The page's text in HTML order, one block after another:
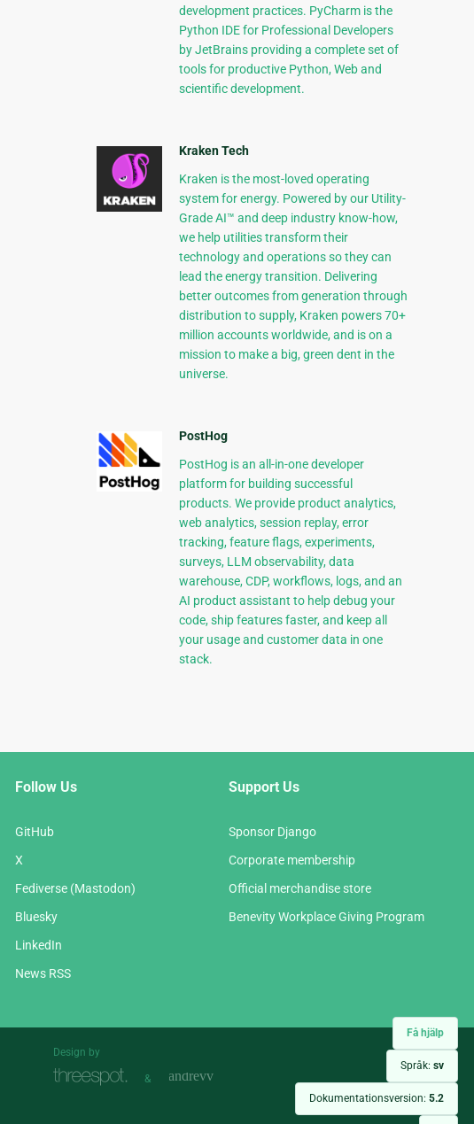
Få hjälp
Språk: sv
Dokumentationsversion: 5.2
development practices. PyCharm is the
Python IDE for Professional Developers
by JetBrains providing a complete set of
tools for productive Python, Web and
scientific development.
Kraken Tech
Kraken is the most-loved operating
system for energy. Powered by our Utility-
Grade AI™ and deep industry know-how,
we help utilities transform their
technology and operations so they can
lead the energy transition. Delivering
better outcomes from generation through
distribution to supply, Kraken powers 70+
million accounts worldwide, and is on a
mission to make a big, green dent in the
universe.
PostHog
PostHog is an all-in-one developer
platform for building successful
products. We provide product analytics,
web analytics, session replay, error
tracking, feature flags, experiments,
surveys, LLM observability, data
warehouse, CDP, workflows, logs, and an
AI product assistant to help debug your
code, ship features faster, and keep all
your usage and customer data in one
stack.
Follow Us
GitHub
X
Fediverse (Mastodon)
Bluesky
LinkedIn
News RSS
Support Us
Sponsor Django
Corporate membership
Official merchandise store
Benevity Workplace Giving Program
Design by
&